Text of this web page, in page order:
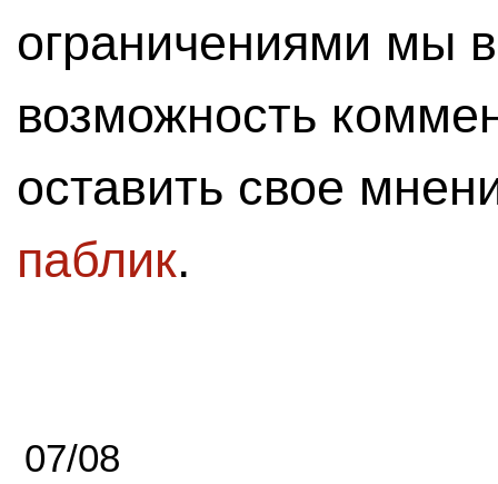
ограничениями мы
возможность
оставить свое
паблик.
07/08